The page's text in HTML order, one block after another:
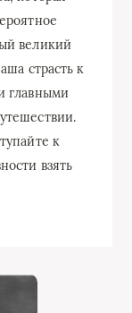
великий
страсть к
главными
к
взять